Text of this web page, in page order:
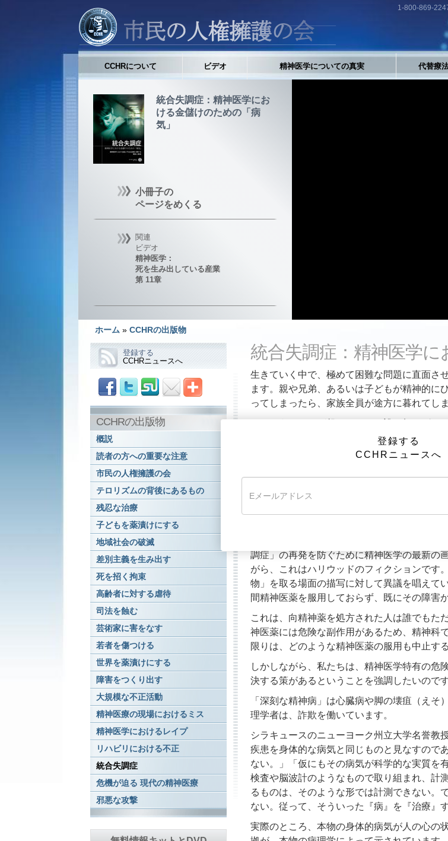
1-800-869-
CCHRについて ビデオ 精神医学についての真実 代替療
統合失調症：精神医学にお
ける金儲けのための「病
気」
小冊子の
ページをめくる
関連
ビデオ
精神医学：
死を生み出している産業
第 11章
ホーム » CCHRの出版物
統合失調症：精神医学に
生きていく中で、極めて困難な問題に直面さ
ます。親や兄弟、あるいは子どもが精神的に
ってしまったら、家族全員が途方に暮れてし
精神科医によれば、メンタルヘルスの「専
くの人がすでに気付いていることですが、そ
25年間以上も家庭医として診療し、市民の人
ズ医師は、こう警鐘を鳴らしています。「精
（脳）に過ぎないものとして扱います。彼
「ビューティフル・マインド」という映画
調症」の再発を防ぐために精神医学の最新の
がら、これはハリウッドのフィクションです
物」を取る場面の描写に対して異議を唱えて
間精神医薬を服用しておらず、既にその障害
これは、向精神薬を処方された人は誰でもた
神医薬には危険な副作用があるため、精神科
限りは、どのような精神医薬の服用も中止す
しかしながら、私たちは、精神医学特有の危
決する策があるということを強調したいのです
「深刻な精神病」は心臓病や脚の壊疽（え
理学者は、詐欺を働いています。
シラキュースのニューヨーク州立大学名誉教
疾患を身体的な病気と同じものと見なすので
ない。」「仮にもその病気が科学的な実質
検査や脳波計のようなもので取り組まれ、計
るものは、そのような形では計測できない。
ない。従って、そういった『病』を『治療』
実際のところ、本物の身体的病気が人の心の
登録する
CCHRニュースへ
CCHRの出版物
概説
読者の方への重要な注意
市民の人権擁護の会
テロリズムの背後にあるもの
残忍な治療
子どもを薬漬けにする
地域社会の破滅
差別主義を生み出す
死を招く拘束
高齢者に対する虐待
司法を蝕む
芸術家に害をなす
若者を傷つける
世界を薬漬けにする
障害をつくり出す
大規模な不正活動
精神医療の現場におけるミス
精神医学におけるレイプ
リハビリにおける不正
統合失調症
危機が迫る 現代の精神医療
邪悪な攻撃
登録する
CCHRニュースへ